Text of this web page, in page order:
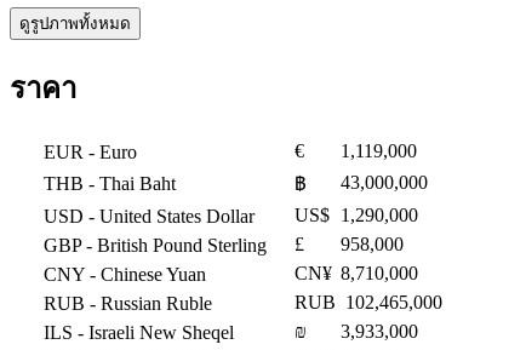
ดูรูปภาพทั้งหมด
ราคา
EUR - Euro €
1,119,000
THB - Thai Baht ฿
43,000,000
USD - United States Dollar US$ 1,290,000
GBP- British Pound Sterling £
958,000
CNY - Chinese Yuan CN¥ 8,710,000
RUB - Russian Ruble RUB 102,465,000
ILS - Israeli New Sheqel ₪
3,933,000